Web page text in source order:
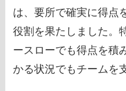
は、要所で確実に得点
役割を果たしました。
ースローでも得点を積
かる状況でもチームを